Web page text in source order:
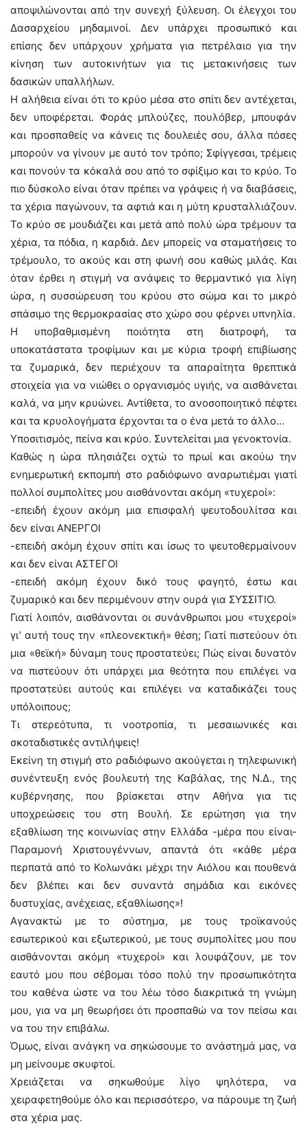
αποψιλώνονται από την συνεχή ξύλευση. Οι έλεγχοι του
Δασαρχείου μηδαμινοί. Δεν υπάρχει προσωπικό και
επίσης δεν υπάρχουν χρήματα για πετρέλαιο για την
κίνηση των αυτοκινήτων για τις μετακινήσεις των
δασικών υπαλλήλων.
Η αλήθεια είναι ότι το κρύο μέσα στο σπίτι δεν αντέχεται,
δεν υποφέρεται. Φοράς μπλούζες, πουλόβερ, μπουφάν
και προσπαθείς να κάνεις τις δουλειές σου, άλλα πόσες
μπορούν να γίνουν με αυτό τον τρόπο; Σφίγγεσαι, τρέμεις
και πονούν τα κόκαλά σου από το σφίξιμο και το κρύο. Το
πιο δύσκολο είναι όταν πρέπει να γράψεις ή να διαβάσεις,
τα χέρια παγώνουν, τα αφτιά και η μύτη κρυσταλλιάζουν.
Το κρύο σε μουδιάζει και μετά από πολύ ώρα τρέμουν τα
χέρια, τα πόδια, η καρδιά. Δεν μπορείς να σταματήσεις το
τρέμουλο, το ακούς και στη φωνή σου καθώς μιλάς. Και
όταν έρθει η στιγμή να ανάψεις το θερμαντικό για λίγη
ώρα, η συσσώρευση του κρύου στο σώμα και το μικρό
σπάσιμο της θερμοκρασίας στο χώρο σου φέρνει υπνηλία.
Η υποβαθμισμένη ποιότητα στη διατροφή, τα
υποκατάστατα τροφίμων και με κύρια τροφή επιβίωσης
τα ζυμαρικά, δεν περιέχουν τα απαραίτητα θρεπτικά
στοιχεία για να νιώθει ο οργανισμός υγιής, να αισθάνεται
καλά, να μην κρυώνει. Αντίθετα, το ανοσοποιητικό πέφτει
και τα κρυολογήματα έρχονται τα ο ένα μετά το άλλο…
Υποσιτισμός, πείνα και κρύο. Συντελείται μια γενοκτονία.
Καθώς η ώρα πλησιάζει οχτώ το πρωί και ακούω την
ενημερωτική εκπομπή στο ραδιόφωνο αναρωτιέμαι γιατί
πολλοί συμπολίτες μου αισθάνονται ακόμη «τυχεροί»:
-επειδή έχουν ακόμη μια επισφαλή ψευτοδουλίτσα και
δεν είναι ΑΝΕΡΓΟΙ
-επειδή ακόμη έχουν σπίτι και ίσως το ψευτοθερμαίνουν
και δεν είναι ΑΣΤΕΓΟΙ
-επειδή ακόμη έχουν δικό τους φαγητό, έστω και
ζυμαρικό και δεν περιμένουν στην ουρά για ΣΥΣΣΙΤΙΟ.
Γιατί λοιπόν, αισθάνονται οι συνάνθρωποι μου «τυχεροί»
γι’ αυτή τους την «πλεονεκτική» θέση; Γιατί πιστεύουν ότι
μια «θεϊκή» δύναμη τους προστατεύει; Πώς είναι δυνατόν
να πιστεύουν ότι υπάρχει μια θεότητα που επιλέγει να
προστατεύει αυτούς και επιλέγει να καταδικάζει τους
υπόλοιπους;
Τι στερεότυπα, τι νοοτροπία, τι μεσαιωνικές και
σκοταδιστικές αντιλήψεις!
Εκείνη τη στιγμή στο ραδιόφωνο ακούγεται η τηλεφωνική
συνέντευξη ενός βουλευτή της Καβάλας, της Ν.Δ., της
κυβέρνησης, που βρίσκεται στην Αθήνα για τις
υποχρεώσεις του στη Βουλή. Σε ερώτηση για την
εξαθλίωση της κοινωνίας στην Ελλάδα -μέρα που είναι-
Παραμονή Χριστουγέννων, απαντά ότι «κάθε μέρα
περπατά από το Κολωνάκι μέχρι την Αιόλου και πουθενά
δεν βλέπει και δεν συναντά σημάδια και εικόνες
δυστυχίας, ανέχειας, εξαθλίωσης»!
Αγανακτώ με το σύστημα, με τους τροϊκανούς
εσωτερικού και εξωτερικού, με τους συμπολίτες μου που
αισθάνονται ακόμη «τυχεροί» και λουφάζουν, με τον
εαυτό μου που σέβομαι τόσο πολύ την προσωπικότητα
του καθένα ώστε να του λέω τόσο διακριτικά τη γνώμη
μου, για να μη θεωρήσει ότι προσπαθώ να τον πείσω και
να του την επιβάλω.
Όμως, είναι ανάγκη να σηκώσουμε το ανάστημά μας, να
μη μείνουμε σκυφτοί.
Χρειάζεται να σηκωθούμε λίγο ψηλότερα, να
χειραφετηθούμε όλο και περισσότερο, να πάρουμε τη ζωή
στα χέρια μας.